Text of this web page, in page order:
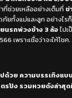
ที่ช่วยเหลืออย่างเต็มที่ ข่
ยทั้งแม่และลูก อย่างไร
ยนรถพ่วงข้าง 3 ล้อไป
เพราะเชื่อว่าจะให้โชค.
ด้วย ความบรรเทิงแบ
รปัง รวมหวยดังล่าสุ